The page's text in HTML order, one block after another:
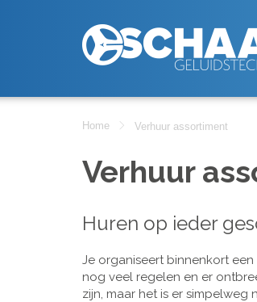
Home Verhuur assortiment
Verhuur
Huren op ieder
Je organiseert binnenkort
nog veel regelen en er
zijn, maar het is er simpelweg